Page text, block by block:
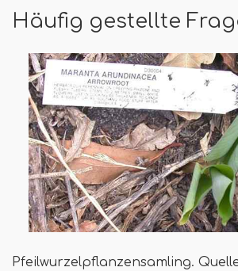
Häufig gestellte
Pfeilwurzelpflanzensamling.